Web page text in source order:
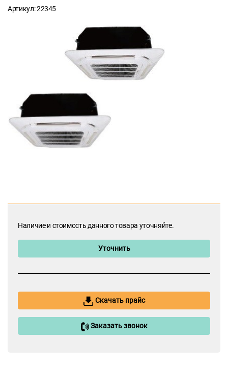
Артикул: 22345
Наличие и стоимость данного товара уточняйте.
Уточнить
Скачать прайс
Заказать звонок